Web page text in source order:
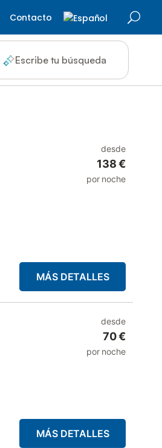
Contacto
Escribe tu búsqueda
desde
138 €
por noche
MÁS DETALLES
desde
70 €
por noche
MÁS DETALLES